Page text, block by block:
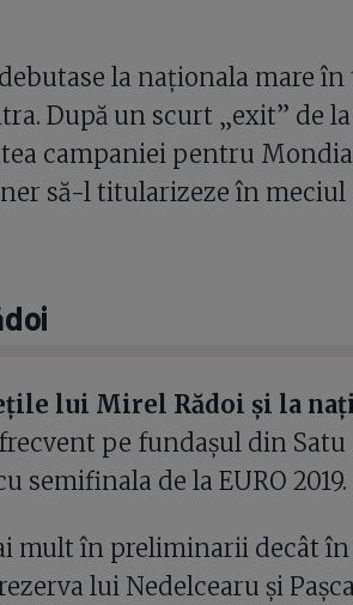
la naționala mare
După un scurt „exit” de
campaniei pentru
să-l titularizeze în meciul
lui Mirel Rădoi și la
pe fundașul din Satu
semifinala de la EURO 2019.
mult în preliminarii decât
lui Nedelcearu și